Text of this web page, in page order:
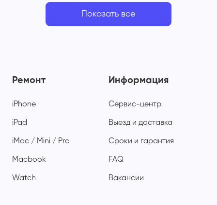
Показать все
Ремонт
iPhone
iPad
iMac / Mini / Pro
Macbook
Watch
Информация
Сервис-центр
Выезд и доставка
Сроки и гарантия
FAQ
Вакансии